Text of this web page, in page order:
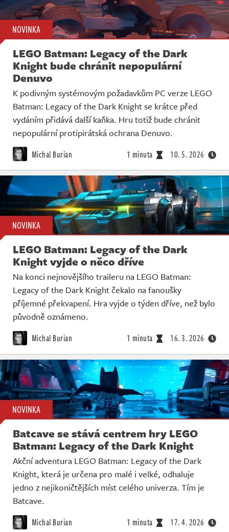
NOVINKA
LEGO Batman: Legacy of the Dark
Knight bude chránit nepopulární
Denuvo
K podivným systémovým požadavkům PC verze LEGO
Batman: Legacy of the Dark Knight se krátce před
vydáním přidává další kaňka. Hru totiž bude chránit
nepopulární protipirátská ochrana Denuvo.
Michal Burian 1 minuta 10. 5. 2026
NOVINKA
LEGO Batman: Legacy of the Dark
Knight vyjde o něco dříve
Na konci nejnovějšího traileru na LEGO Batman:
Legacy of the Dark Knight čekalo na fanoušky
příjemné překvapení. Hra vyjde o týden dříve, než bylo
původně oznámeno.
Michal Burian 1 minuta 16. 3. 2026
NOVINKA
Batcave se stává centrem hry LEGO
Batman: Legacy of the Dark Knight
Akční adventura LEGO Batman: Legacy of the Dark
Knight, která je určena pro malé i velké, odhaluje
jedno z nejikoničtějších míst celého univerza. Tím je
Batcave.
Michal Burian 1 minuta 17. 4. 2026